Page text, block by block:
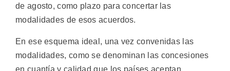
de agosto, como plazo para concertar las
modalidades de esos acuerdos.
En ese esquema ideal, una vez convenidas las
modalidades, como se denominan las concesiones
en cuantía y calidad que los países aceptan